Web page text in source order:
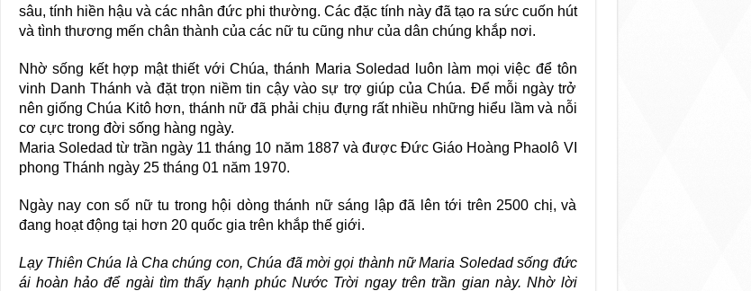
sâu, tính hiền hậu và các nhân đức phi thường. Các đặc tính này đã tạo ra sức cuốn hút
và tình thương mến chân thành của các nữ tu cũng như của dân chúng khắp nơi.
Nhờ sống kết hợp mật thiết với Chúa, thánh Maria Soledad luôn làm mọi việc để tôn
vinh Danh Thánh và đặt trọn niềm tin cậy vào sự trợ giúp của Chúa. Để mỗi ngày trở
nên giống Chúa Kitô hơn, thánh nữ đã phải chịu đựng rất nhiều những hiểu lầm và nỗi
cơ cực trong đời sống hàng ngày.
Maria Soledad từ trần ngày 11 tháng 10 năm 1887 và được Đức Giáo Hoàng Phaolô VI
phong Thánh ngày 25 tháng 01 năm 1970.
Ngày nay con số nữ tu trong hội dòng thánh nữ sáng lập đã lên tới trên 2500 chị, và
đang hoạt động tại hơn 20 quốc gia trên khắp thế giới.
Lạy Thiên Chúa là Cha chúng con, Chúa đã mời gọi thành nữ Maria Soledad sống đức
ái hoàn hảo để ngài tìm thấy hạnh phúc Nước Trời ngay trên trần gian này. Nhờ lời